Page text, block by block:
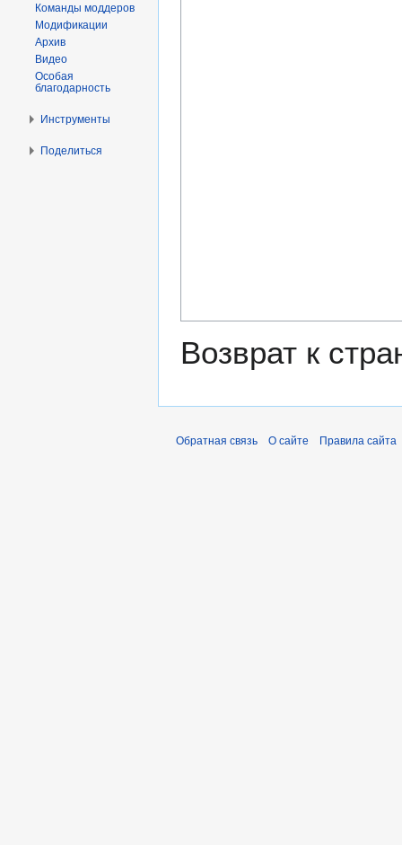
Возврат к
Команды моддеров
Модификации
Архив
Видео
Особая
благодарность
Инструменты
Поделиться
Обратная связь О сайте Правила сайта